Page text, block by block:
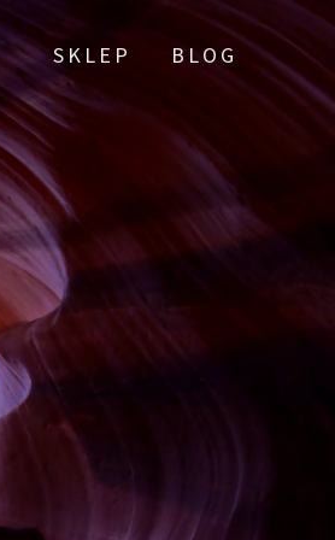
SKLEP BLOG